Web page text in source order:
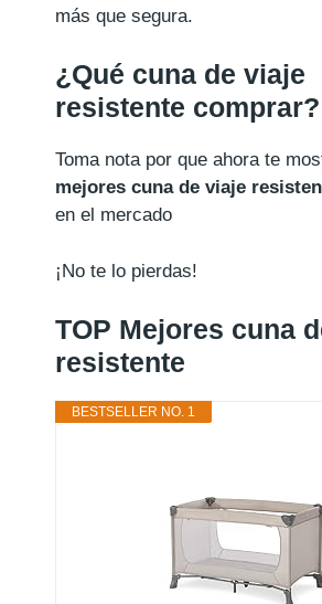
más que segura.
¿Qué cuna de viaje
resistente comprar?
Toma nota por que ahora te
mejores cuna de viaje
en el mercado
¡No te lo pierdas!
TOP Mejores cuna
resistente
BESTSELLER NO. 1